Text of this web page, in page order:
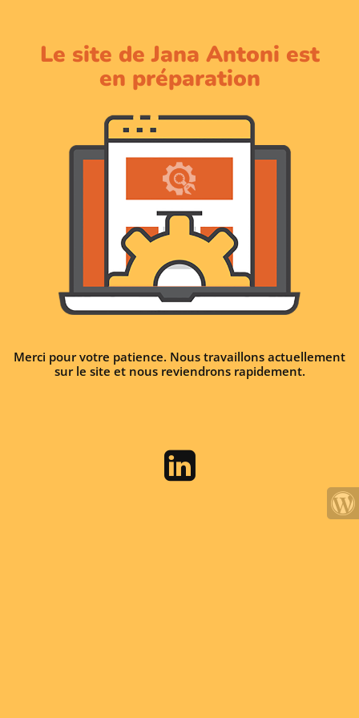
Le site de Jana Antoni est
en préparation
Merci pour votre patience. Nous travaillons actuellement
sur le site et nous reviendrons rapidement.